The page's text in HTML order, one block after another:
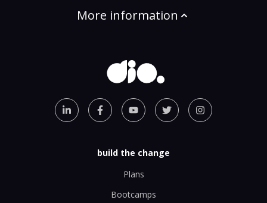
More information
build the change
Plans
Bootcamps